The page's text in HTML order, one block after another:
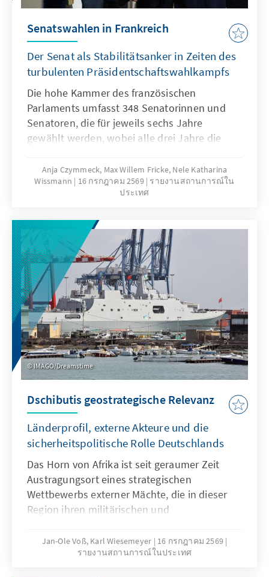
Senatswahlen in Frankreich
Der Senat als Stabilitätsanker in Zeiten des
turbulenten Präsidentschaftswahlkampfs
Die hohe Kammer des französischen
Parlaments umfasst 348 Senatorinnen und
Senatoren, die für jeweils sechs Jahre
gewählt werden, wobei alle drei Jahre die
letzten Senatswahlen am 24. September 2023
bestätigten die bestehende bürgerlich-
konservative Mehrheit. Gewählt wird der
Wahlkollegium (Grands Élécteurs), das sich
überwiegend aus kommunalen
Mandatsträgern sowie Abgeordneten auf
nationaler und regionaler Ebene
zusammensetzt; die Wahl erfolgt auf Ebene
der Départments (repräsentieren die
Wahlkreise für die Senatswahlen) und das
passive Wahlalter beträgt 24 Jahre. Der
Wahlmodus variiert je nach Größe der
Wahlkreise: In Départements mit bis zu drei
zu vergebenden Mandaten – was die Mehrheit
darstellt – gilt ein Mehrheitswahlrecht in zwei
Wahlgängen, während in größeren
Départements mit vier oder mehr Sitzen nach
Verhältniswahlrecht gewählt wird. Dieses
System verleiht insbesondere kleineren und
ländlichen Gebietskörperschaften ein
überproportionales Gewicht. Vor diesem
institutionellen Hintergrund deutet vieles
darauf hin, dass der Senat auch nach den
konservativen Mehrheit geprägt bleiben wird.
Gleichwohl könnten sich wenige Monate vor
Anja Czymmeck, Max Willem Fricke, Nele Katharina
Wissmann
16 กรกฎาคม 2569 รายงานสถานการณ์ใน
ประเทศ
IMAGO/Dreamstime
Dschibutis geostrategische Relevanz
Länderprofil, externe Akteure und die
sicherheitspolitische Rolle Deutschlands
Das Horn von Afrika ist seit geraumer Zeit
Austragungsort eines strategischen
Wettbewerbs externer Mächte, die in dieser
Region ihren militärischen und
ausbauen. Im Rahmen dieses Wettstreites
kommt insbesondere dem kleinen
Jan-Ole Voß, Karl Wiesemeyer
16 กรกฎาคม 2569
รายงานสถานการณ์ในประเทศ